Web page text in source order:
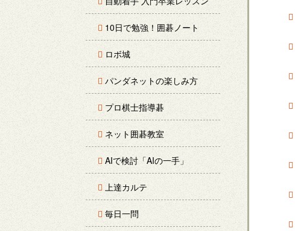
10日で勉強！囲碁ノート
ロボ城
パンダネットの楽しみ方
プロ棋士指導碁
ネット囲碁教室
AIで検討「AIの一手」
上達カルテ
毎日一問